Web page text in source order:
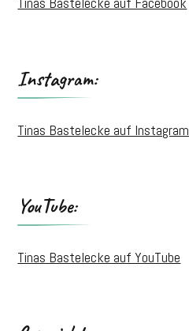
Instagram:
Tinas Bastelecke auf Instagram
YouTube:
Tinas Bastelecke auf YouTube